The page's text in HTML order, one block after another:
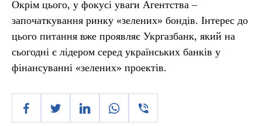
Окрім цього, у фокусі уваги Агентства –
започаткування ринку «зелених» бондів. Інтерес до
цього питання вже проявляє Укргазбанк, який на
сьогодні є лідером серед українських банків у
фінансуванні «зелених» проектів.